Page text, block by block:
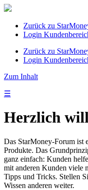
Zurück zu
Login
Zurück zu
Login
Zum Inhalt
☰
Herzlich
Das StarMoney-Forum ist
Produkte. Das
ganz einfach: Kunden
mit anderen Kunden viele
Tipps und Tricks. Stellen
Wissen anderen weiter.